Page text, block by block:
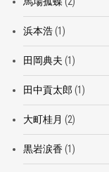
浜本浩(1)
田岡典夫 (1)
田中貢太郎 (1)
大町桂月 (2)
黒岩涙香(1)